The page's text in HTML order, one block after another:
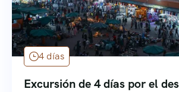
4 días
Excursión de 4 días por el